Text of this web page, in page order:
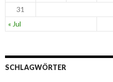
« Jul
31
SCHLAGWÖRTER